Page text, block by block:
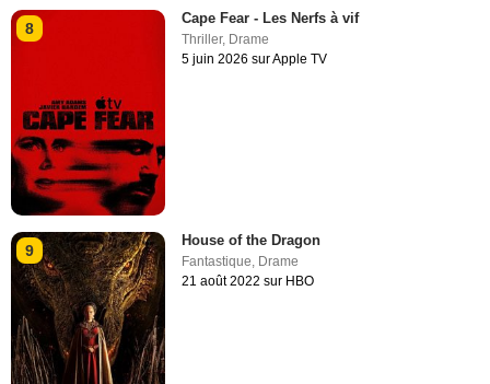
8
Cape Fear - Les Nerfs à vif
Thriller, Drame
5 juin 2026 sur Apple TV
9
House of the Dragon
Fantastique, Drame
21 août 2022 sur HBO